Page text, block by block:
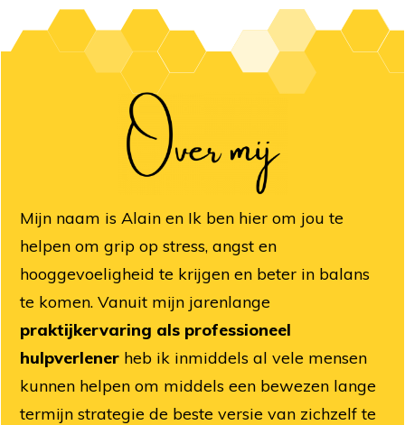
Mijn naam is Alain en Ik ben hier om jou te
helpen om grip op stress, angst en
hooggevoeligheid te krijgen en beter in balans
te komen. Vanuit mijn jarenlange
praktijkervaring als professioneel
hulpverlener heb ik inmiddels al vele mensen
kunnen helpen om middels een bewezen lange
termijn strategie de beste versie van zichzelf te